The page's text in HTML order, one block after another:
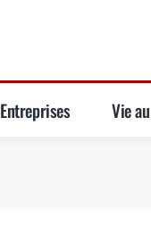
Entreprises Vie